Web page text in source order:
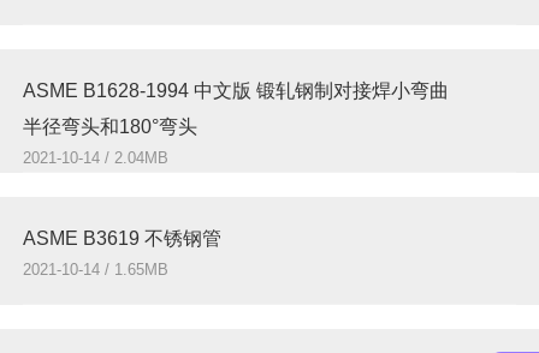
ASME B1628-1994 中文版 锻轧钢制对接焊小弯曲
半径弯头和180°弯头
2021-10-14 / 2.04MB
ASME B3619 不锈钢管
2021-10-14 / 1.65MB